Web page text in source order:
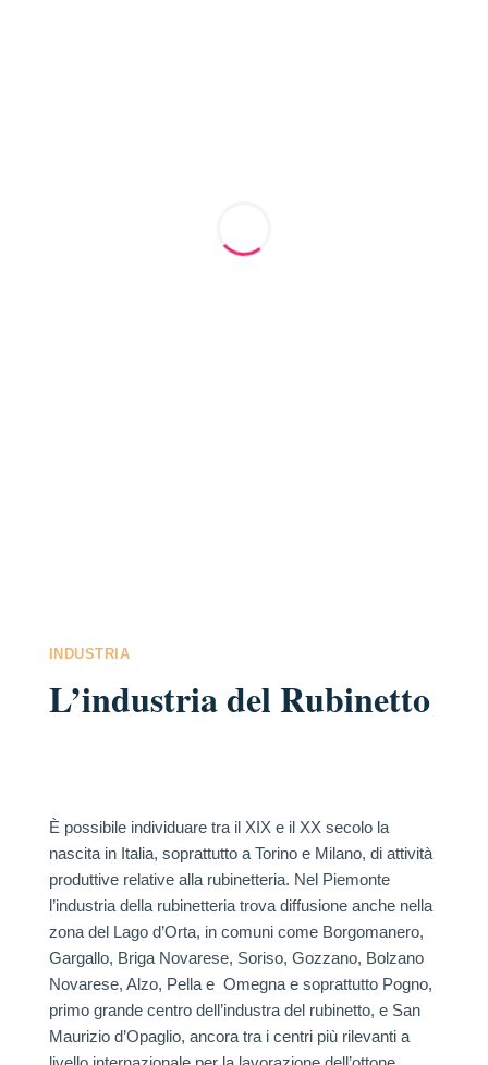
INDUSTRIA
L’industria del Rubinetto
È possibile individuare tra il XIX e il XX secolo la
nascita in Italia, soprattutto a Torino e Milano, di attività
produttive relative alla rubinetteria. Nel Piemonte
l’industria della rubinetteria trova diffusione anche nella
zona del Lago d’Orta, in comuni come Borgomanero,
Gargallo, Briga Novarese, Soriso, Gozzano, Bolzano
Novarese, Alzo, Pella e Omegna e soprattutto Pogno,
primo grande centro dell’industra del rubinetto, e San
Maurizio d’Opaglio, ancora tra i centri più rilevanti a